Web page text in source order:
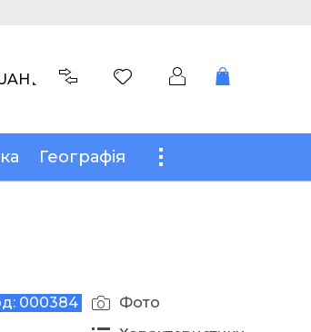
Географія
Фото
000384